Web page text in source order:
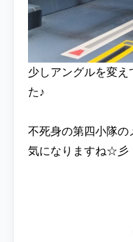
少しアングルを変え
た♪
不死身の第四小隊の
気になりますね☆彡